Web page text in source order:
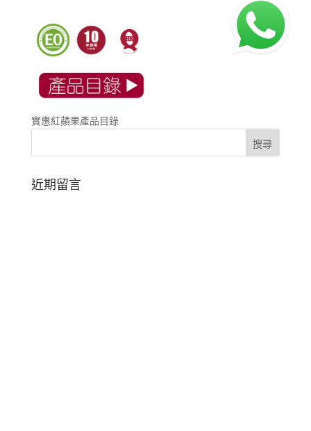
實惠紅蘋果產品目錄
近期留言